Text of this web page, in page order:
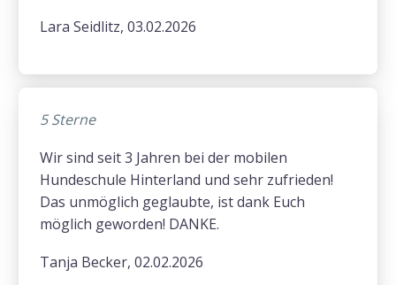
Lara Seidlitz, 03.02.2026
5 Sterne
Wir sind seit 3 Jahren bei der mobilen
Hundeschule Hinterland und sehr zufrieden!
Das unmöglich geglaubte, ist dank Euch
möglich geworden! DANKE.
Tanja Becker, 02.02.2026